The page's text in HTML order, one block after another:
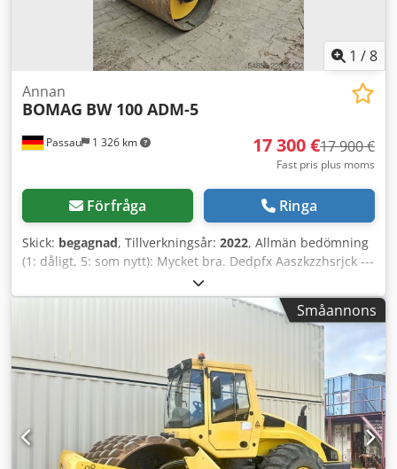
1 /8
Passau 1 326 km
Annan
BOMAG BW 100 ADM-5
17 300 €17 900 €
Fast pris plus moms
Förfråga Ringa
Skick: begagnad, Tillverkningsår: 2022, Allmän bedömning
(1: dåligt, 5: som nytt): Mycket bra. Dedpfx Aaszkzzhsrjck ---
Småannons